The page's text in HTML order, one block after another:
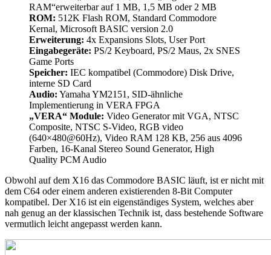
RAM“erweiterbar auf 1 MB, 1,5 MB oder 2 MB
ROM: 512K Flash ROM, Standard Commodore
Kernal, Microsoft BASIC version 2.0
Erweiterung: 4x Expansions Slots, User Port
Eingabegeräte: PS/2 Keyboard, PS/2 Maus, 2x SNES
Game Ports
Speicher: IEC kompatibel (Commodore) Disk Drive,
interne SD Card
Audio: Yamaha YM2151, SID-ähnliche
Implementierung in VERA FPGA
„VERA“ Module: Video Generator mit VGA, NTSC
Composite, NTSC S-Video, RGB video
(640×480@60Hz), Video RAM 128 KB, 256 aus 4096
Farben, 16-Kanal Stereo Sound Generator, High
Quality PCM Audio
Obwohl auf dem X16 das Commodore BASIC läuft, ist er nicht mit
dem C64 oder einem anderen existierenden 8-Bit Computer
kompatibel. Der X16 ist ein eigenständiges System, welches aber
nah genug an der klassischen Technik ist, dass bestehende Software
vermutlich leicht angepasst werden kann.